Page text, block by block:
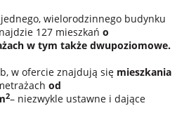
jednego, wielorodzinnego budynku
127 mieszkań o
w tym także dwupoziomowe.
w ofercie znajdują się mieszkania
od
2– niezwykle ustawne i dające